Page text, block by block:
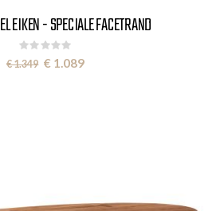
EIKEN - SPECIALE FACETRAND
Rating:
0%
€ 1.349 Special
Price
€ 1.089